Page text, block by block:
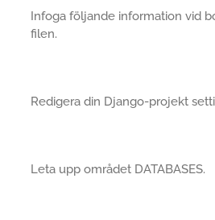
Infoga följande information vid
filen.
Redigera din Django-projekt
Leta upp området DATABASES.